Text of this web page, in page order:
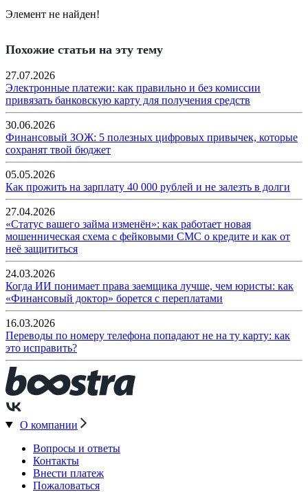
Элемент не найден!
Похожие статьи на эту тему
27.07.2026
Электронные платежи: как правильно и без комиссии
привязать банковскую карту для получения средств
30.06.2026
Финансовый ЗОЖ: 5 полезных цифровых привычек, которые
сохранят твой бюджет
05.05.2026
Как прожить на зарплату 40 000 рублей и не залезть в долги
27.04.2026
«Статус вашего займа изменён»: как работает новая
мошенническая схема с фейковыми СМС о кредите и как от
неё защититься
24.03.2026
Когда ИИ понимает права заемщика лучше, чем юристы: как
«Финансовый доктор» борется с переплатами
16.03.2026
Переводы по номеру телефона попадают не на ту карту: как
это исправить?
О компании
Вопросы и ответы
Контакты
Внести платеж
Пожаловаться